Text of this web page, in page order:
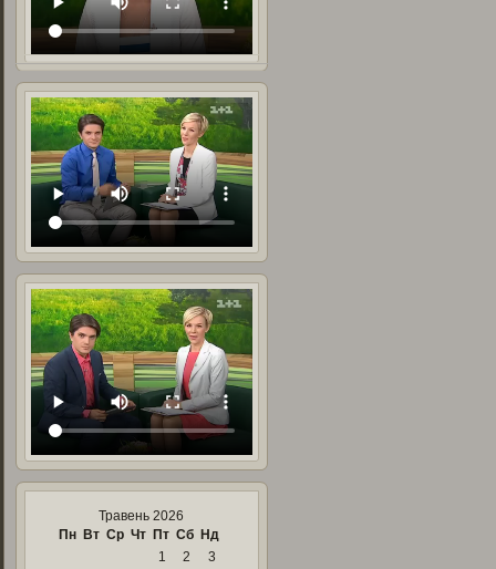
Травень 2026
Пн Вт Ср Чт Пт Сб Нд
1
2
3